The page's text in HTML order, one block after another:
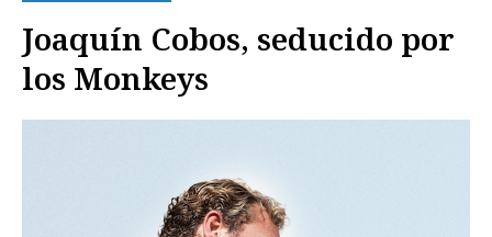
Joaquín Cobos, seducido por
los Monkeys